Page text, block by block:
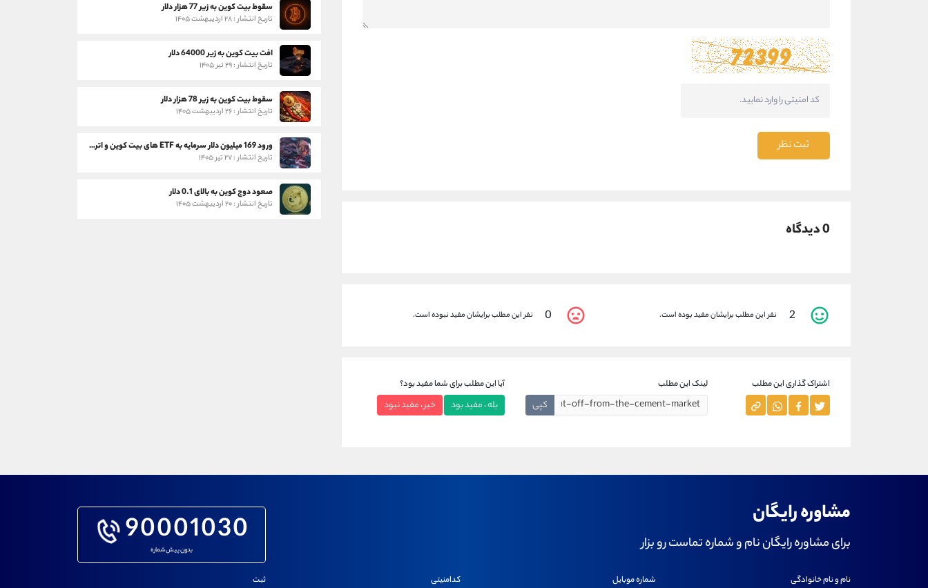
ثبت نظر
0 دیدگاه
2 نفر این مطلب برایشان مفید بوده است. 0 نفر این مطلب برایشان مفید نبوده است.
اشتراک گذاری این مطلب لینک این مطلب
کپی
آیا این مطلب برای شما مفید بود؟
بله ، مفید بود خیر ، مفید نبود
سقوط بیت کوین به زیر 77 هزار دلار
تاریخ انتشار : ۲۸ اردیبهشت ۱۴۰۵
افت بیت کوین به زیر 64000 دلار
تاریخ انتشار : ۲۹ تیر ۱۴۰۵
سقوط بیت کوین به زیر 78 هزار دلار
تاریخ انتشار : ۲۶ اردیبهشت ۱۴۰۵
ورود 169 میلیون دلار سرمایه به ETF های بیت کوین و اتریوم
تاریخ انتشار : ۲۷ تیر ۱۴۰۵
صعود دوج کوین به بالای 0.1 دلار
تاریخ انتشار : ۲۰ اردیبهشت ۱۴۰۵
مشاوره رایگان
برای مشاوره رایگان نام و شماره تماست رو بزار 90001030
بدون پیش شماره
نام و نام خانوادگی شماره موبایل کدامنیتی ثبت